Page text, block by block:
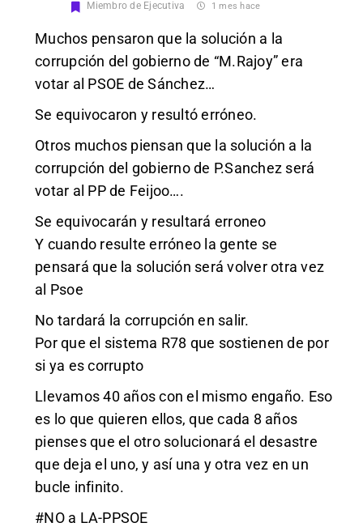
Miembro de Ejecutiva 1 mes hace
Muchos pensaron que la solución a la
corrupción del gobierno de “M.Rajoy” era
votar al PSOE de Sánchez…
Se equivocaron y resultó erróneo.
Otros muchos piensan que la solución a la
corrupción del gobierno de P.Sanchez será
votar al PP de Feijoo….
Se equivocarán y resultará erroneo
Y cuando resulte erróneo la gente se
pensará que la solución será volver otra vez
al Psoe
No tardará la corrupción en salir.
Por que el sistema R78 que sostienen de por
si ya es corrupto
Llevamos 40 años con el mismo engaño. Eso
es lo que quieren ellos, que cada 8 años
pienses que el otro solucionará el desastre
que deja el uno, y así una y otra vez en un
bucle infinito.
#NO a LA-PPSOE